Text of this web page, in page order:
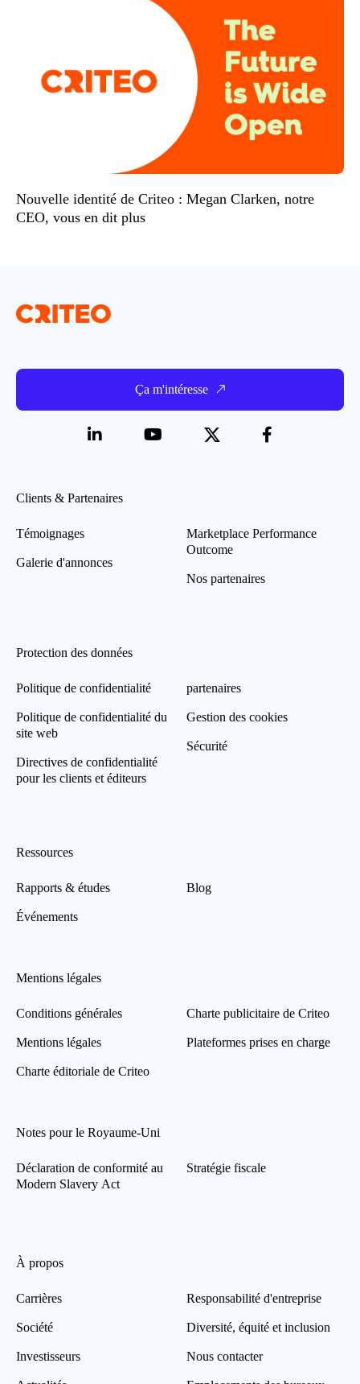
Nouvelle identité de Criteo : Megan Clarken, notre
CEO, vous en dit plus
Ça m'intéresse
Clients & Partenaires
Témoignages
Galerie d'annonces
Marketplace Performance
Outcome
Nos partenaires
Protection des données
Politique de confidentialité
Politique de confidentialité du
site web
Directives de confidentialité
pour les clients et éditeurs
partenaires
Gestion des cookies
Sécurité
Ressources
Rapports & études
Événements
Blog
Mentions légales
Conditions générales
Mentions légales
Charte éditoriale de Criteo
Charte publicitaire de Criteo
Plateformes prises en charge
Notes pour le Royaume-Uni
Déclaration de conformité au
Modern Slavery Act
Stratégie fiscale
À propos
Carrières
Société
Investisseurs
Responsabilité d'entreprise
Diversité, équité et inclusion
Nous contacter